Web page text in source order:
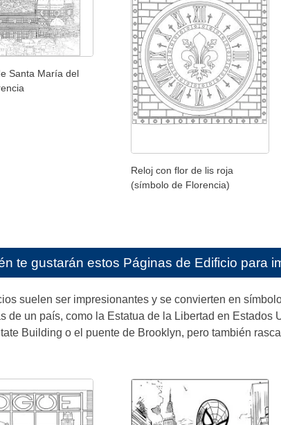
Santa María del
Reloj con flor de lis roja
(símbolo de Florencia)
te gustarán estos Páginas de Edificio para
suelen ser impresionantes y se convierten en
de un país, como la Estatua de la Libertad en
Building o el puente de Brooklyn, pero también